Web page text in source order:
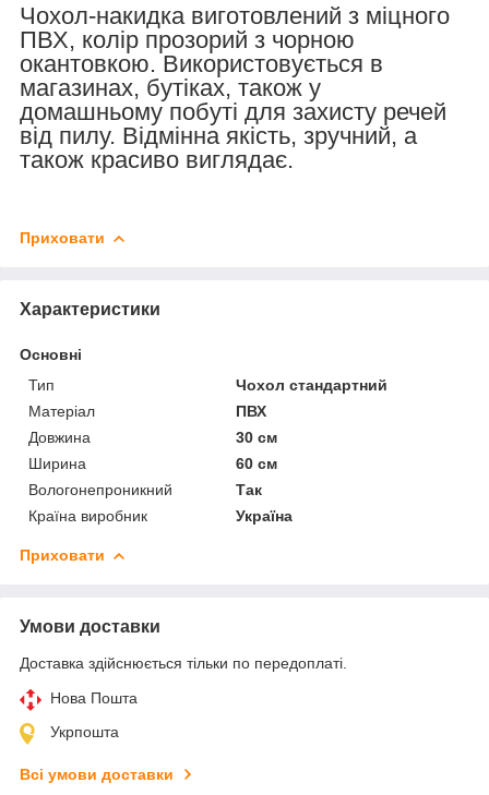
Чохол-накидка виготовлений з міцного
ПВХ, колір прозорий з чорною
окантовкою. Використовується в
магазинах, бутіках, також у
домашньому побуті для захисту речей
від пилу. Відмінна якість, зручний, а
також красиво виглядає.
Приховати
Характеристики
Основні
Тип
Чохол стандартний
Матеріал
ПВХ
Довжина
30 см
Ширина
60 см
Вологонепроникний
Так
Країна виробник
Україна
Приховати
Умови доставки
Доставка здійснюється тільки по передоплаті.
Нова Пошта
Укрпошта
Всі умови доставки